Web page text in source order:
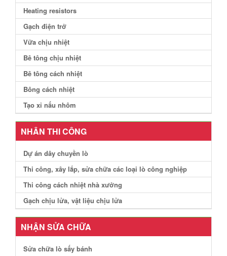
Heating resistors
Gạch điện trở
Vữa chịu nhiệt
Bê tông chịu nhiệt
Bê tông cách nhiệt
Bông cách nhiệt
Tạo xỉ nấu nhôm
NHÂN THI CÔNG
Dự án dây chuyền lò
Thi công, xây lắp, sửa chữa các loại lò công nghiệp
Thi công cách nhiệt nhà xưởng
Gạch chịu lửa, vật liệu chịu lửa
NHẬN SỬA CHỮA
Sửa chữa lò sấy bánh